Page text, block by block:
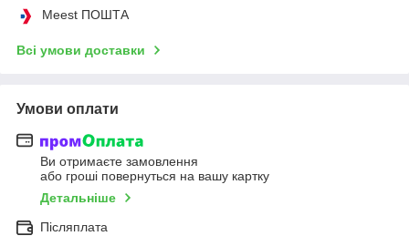
Meest ПОШТА
Всі умови доставки
Умови оплати
Ви отримаєте замовлення
або гроші повернуться на вашу картку
Детальніше
Післяплата